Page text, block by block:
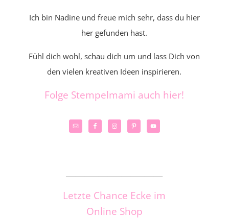
Ich bin Nadine und freue mich sehr, dass du hier
her gefunden hast.
Fühl dich wohl, schau dich um und lass Dich von
den vielen kreativen Ideen inspirieren.
Folge Stempelmami auch hier!
Letzte Chance Ecke im
Online Shop